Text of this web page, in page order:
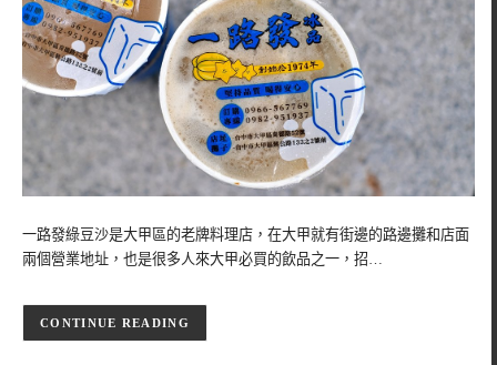
一路發綠豆沙是大甲區的老牌料理店，在大甲就有街邊的路邊攤和店面
兩個營業地址，也是很多人來大甲必買的飲品之一，招…
CONTINUE READING